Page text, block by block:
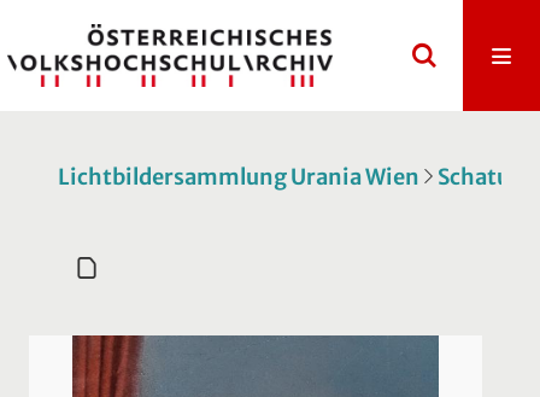
Lichtbildersammlung Urania Wien